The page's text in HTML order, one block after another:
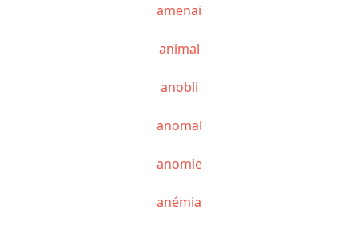
amenai
animal
anobli
anomal
anomie
anémia